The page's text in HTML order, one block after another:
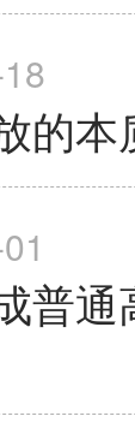
的
普